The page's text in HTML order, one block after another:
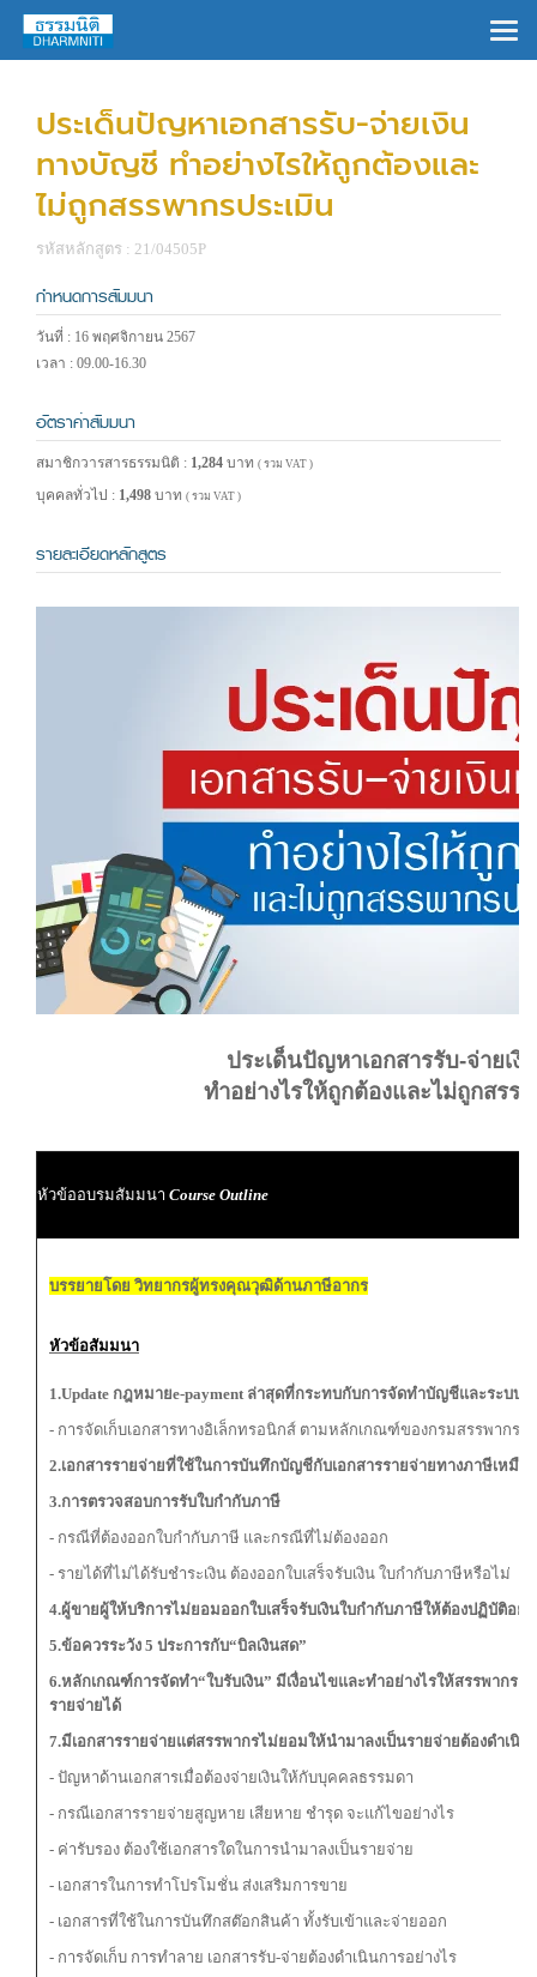
ประเด็นปัญหาเอกสารรับ-จ่ายเงิน
ทางบัญชี ทำอย่างไรให้ถูกต้องและ
ไม่ถูกสรรพากรประเมิน
รหัสหลักสูตร : 21/04505P
กำหนดการสัมมนา
วันที่ : 16 พฤศจิกายน 2567
เวลา : 09.00-16.30
อัตราค่าสัมมนา
สมาชิกวารสารธรรมนิติ : 1,284 บาท ( รวม VAT )
บุคคลทั่วไป : 1,498 บาท ( รวม VAT )
รายละเอียดหลักสูตร
ประเด็นปัญหาเอกสารรับ-จ่ายเ
ทำอย่างไรให้ถูกต้องและไม่ถูกสรร
หัวข้ออบรมสัมมนา Course Outline
บรรยายโดย วิทยากรผู้ทรงคุณวุฒิด้านภาษีอากร
หัวข้อสัมมนา
1.Update กฎหมายe-payment ล่าสุดที่กระทบกับการจัดทำบัญชีและระบบเ
- การจัดเก็บเอกสารทางอิเล็กทรอนิกส์ ตามหลักเกณฑ์ของกรมสรรพากร
2.เอกสารรายจ่ายที่ใช้ในการบันทึกบัญชีกับเอกสารรายจ่ายทางภาษีเหมือ
3.การตรวจสอบการรับใบกำกับภาษี
- กรณีที่ต้องออกใบกำกับภาษี และกรณีที่ไม่ต้องออก
- รายได้ที่ไม่ได้รับชำระเงิน ต้องออกใบเสร็จรับเงิน ใบกำกับภาษีหรือไม่
4.ผู้ขายผู้ให้บริการไม่ยอมออกใบเสร็จรับเงินใบกำกับภาษีให้ต้องปฏิบัติอย่า
5.ข้อควรระวัง 5 ประการกับ“บิลเงินสด”
6.หลักเกณฑ์การจัดทำ“ใบรับเงิน” มีเงื่อนไขและทำอย่างไรให้สรรพากรย
รายจ่ายได้
7.มีเอกสารรายจ่ายแต่สรรพากรไม่ยอมให้นำมาลงเป็นรายจ่ายต้องดำเนิน
- ปัญหาด้านเอกสารเมื่อต้องจ่ายเงินให้กับบุคคลธรรมดา
- กรณีเอกสารรายจ่ายสูญหาย เสียหาย ชำรุด จะแก้ไขอย่างไร
- ค่ารับรอง ต้องใช้เอกสารใดในการนำมาลงเป็นรายจ่าย
- เอกสารในการทำโปรโมชั่น ส่งเสริมการขาย
- เอกสารที่ใช้ในการบันทึกสต๊อกสินค้า ทั้งรับเข้าและจ่ายออก
- การจัดเก็บ การทำลาย เอกสารรับ-จ่ายต้องดำเนินการอย่างไร
×